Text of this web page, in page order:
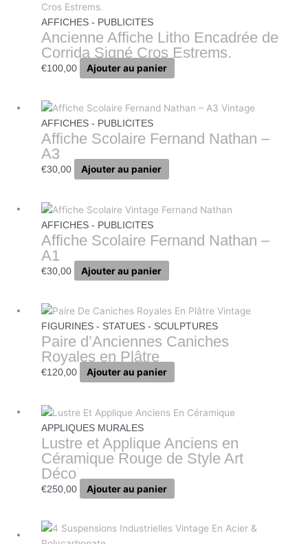
AFFICHES - PUBLICITES
Ancienne Affiche Litho Encadrée de
Corrida Signé Cros Estrems.
€100,00 Ajouter au panier
AFFICHES - PUBLICITES
Affiche Scolaire Fernand Nathan –
A3
€30,00 Ajouter au panier
AFFICHES - PUBLICITES
Affiche Scolaire Fernand Nathan –
A1
€30,00 Ajouter au panier
FIGURINES - STATUES - SCULPTURES
Paire d’Anciennes Caniches
Royales en Plâtre
€120,00 Ajouter au panier
APPLIQUES MURALES
Lustre et Applique Anciens en
Céramique Rouge de Style Art
Déco
€250,00 Ajouter au panier